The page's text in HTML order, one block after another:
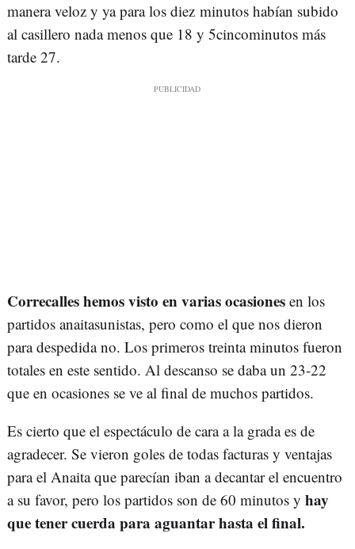
manera veloz y ya para los diez minutos habían subido
al casillero nada menos que 18 y 5cincominutos más
tarde 27.
Correcalles hemos visto en varias ocasiones en los
partidos anaitasunistas, pero como el que nos dieron
para despedida no. Los primeros treinta minutos fueron
totales en este sentido. Al descanso se daba un 23-22
que en ocasiones se ve al final de muchos partidos.
Es cierto que el espectáculo de cara a la grada es de
agradecer. Se vieron goles de todas facturas y ventajas
para el Anaita que parecían iban a decantar el encuentro
a su favor, pero los partidos son de 60 minutos y hay
que tener cuerda para aguantar hasta el final.